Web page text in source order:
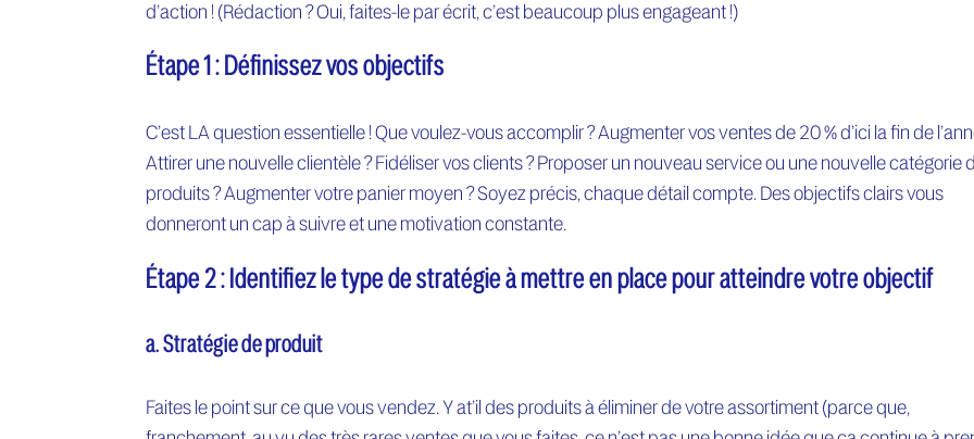
d’action ! (Rédaction ? Oui, faites-le par écrit, c’est beaucoup plus engageant !)
Étape 1 : Définissez vos objectifs
C’est LA question essentielle ! Que voulez-vous accomplir ? Augmenter vos ventes de 20 % d’ici la fin de
Attirer une nouvelle clientèle ? Fidéliser vos clients ? Proposer un nouveau service ou une nouvelle catégorie
produits ? Augmenter votre panier moyen ? Soyez précis, chaque détail compte. Des objectifs clairs vous
donneront un cap à suivre et une motivation constante.
Étape 2 : Identifiez le type de stratégie à mettre en place pour atteindre votre objectif
a. Stratégie de produit
Faites le point sur ce que vous vendez. Y at’il des produits à éliminer de votre assortiment (parce que,